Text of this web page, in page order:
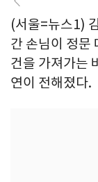
(서울=뉴스1)
간 손님이 정문
건을 가져가는
연이 전해졌다.